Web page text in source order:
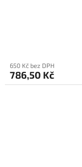
650 Kč bez DPH
786,50 Kč